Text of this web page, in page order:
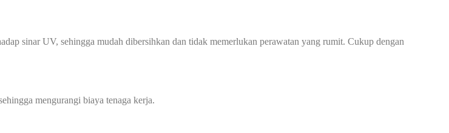
sinar UV, sehingga mudah dibersihkan dan tidak memerlukan perawatan yang rumit. Cukup dengan
mengurangi biaya tenaga kerja.